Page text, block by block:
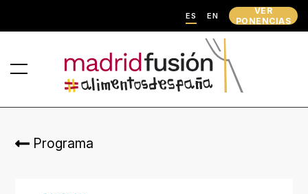
ES EN
VER
PONENCIAS
Programa